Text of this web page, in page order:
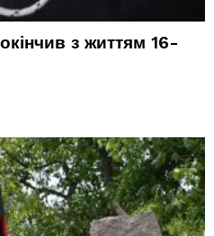
з життям 16-